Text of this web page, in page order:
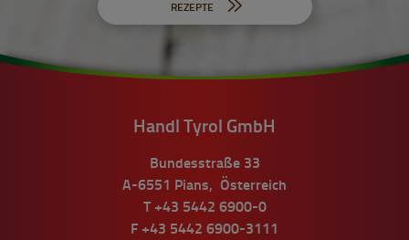
REZEPTE
Handl Tyrol GmbH
Bundesstraße 33
A-6551
Pians, Österreich
T +43 5442 6900-0
F +43 5442 6900-3111